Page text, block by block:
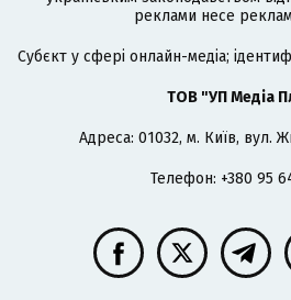
реклами несе
Cубєкт у сфері онлайн-медіа;
ТОВ "УП Медіа
Адреса: 01032, м. Київ, вул.
Телефон: +380 95